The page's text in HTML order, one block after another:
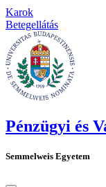
Karok
Betegellátás
Pénzügyi és
Semmelweis Egyetem